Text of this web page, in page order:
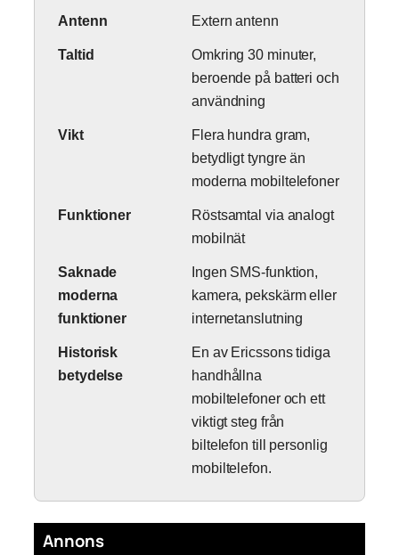
Antenn Extern antenn
Taltid
Omkring 30 minuter,
beroende på batteri och
användning
Vikt
Flera hundra gram,
betydligt tyngre än
moderna mobiltelefoner
Funktioner
Röstsamtal via analogt
mobilnät
Saknade
moderna
funktioner
Ingen SMS-funktion,
kamera, pekskärm eller
internetanslutning
Historisk
betydelse
En av Ericssons tidiga
handhållna
mobiltelefoner och ett
viktigt steg från
biltelefon till personlig
mobiltelefon.
Annons